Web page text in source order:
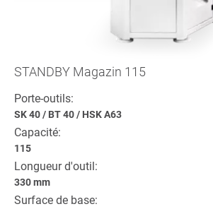
STANDBY Magazin 115
Porte-outils:
SK 40/ BT 40/ HSK A63
Capacité:
115
Longueur d'outil:
330 mm
Surface de base: